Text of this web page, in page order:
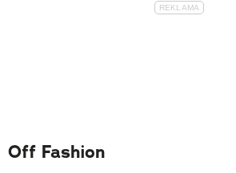
Off Fashion